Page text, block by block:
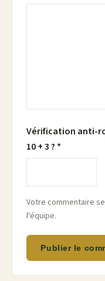
Vérification anti-
10 + 3 ? *
Votre commentaire
l'équipe.
Publier le